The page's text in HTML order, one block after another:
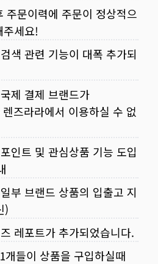
주문이력에 주문이 정상적으
세요!
색 관련 기능이 대폭 추가되
제 결제 브랜드가
즈라라에서 이용하실 수 없
인트 및 관심상품 기능 도입
부 브랜드 상품의 입출고 지
)
레포트가 추가되었습니다.
개들이 상품을 구입하실때